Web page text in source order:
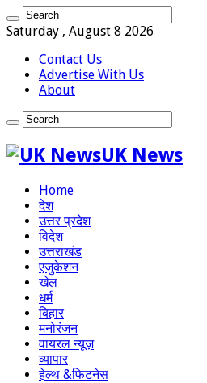
Saturday , August 8 2026
Contact Us
Advertise With Us
About
UK News
Home
देश
उत्तर प्रदेश
विदेश
उत्तराखंड
एजुकेशन
खेल
धर्म
बिहार
मनोरंजन
वायरल न्यूज़
व्यापार
हेल्थ &फिटनेस